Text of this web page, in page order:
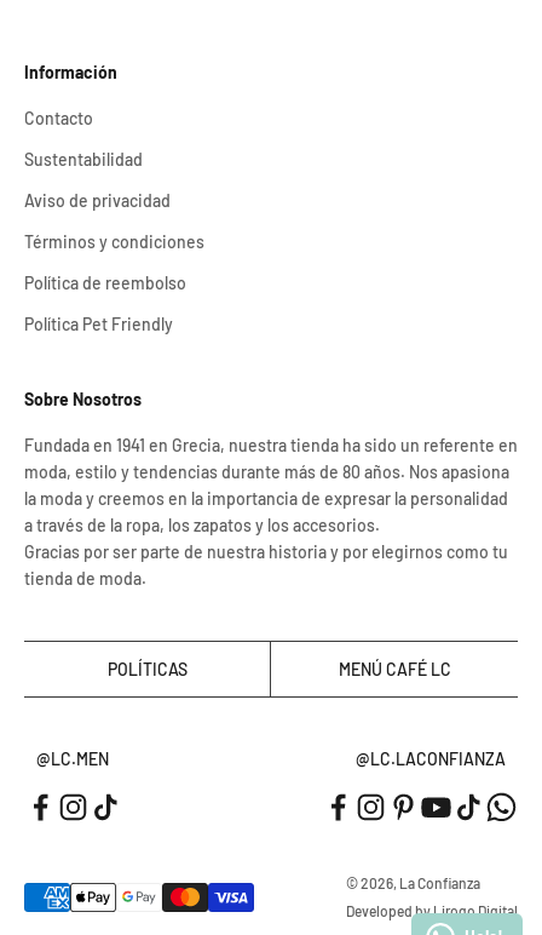
Información
Contacto
Sustentabilidad
Aviso de privacidad
Términos y condiciones
Política de reembolso
Política Pet Friendly
Sobre Nosotros
Fundada en 1941 en Grecia, nuestra tienda ha sido un referente en
moda, estilo y tendencias durante más de 80 años. Nos apasiona
la moda y creemos en la importancia de expresar la personalidad
a través de la ropa, los zapatos y los accesorios.
Gracias por ser parte de nuestra historia y por elegirnos como tu
tienda de moda.
POLÍTICAS MENÚ CAFÉ LC
@LC.MEN @LC.LACONFIANZA
© 2026, La Confianza
Developed by Lirogo Digital